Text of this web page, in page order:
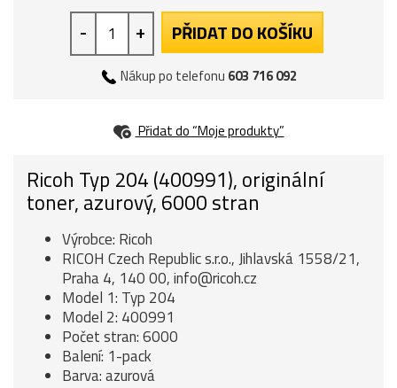
- + PŘIDAT DO KOŠÍKU
Nákup po telefonu 603 716 092
Přidat do “Moje produkty”
Ricoh Typ 204 (400991), originální
toner, azurový, 6000 stran
Výrobce: Ricoh
RICOH Czech Republic s.r.o., Jihlavská 1558/21,
Praha 4, 140 00, info@ricoh.cz
Model 1: Typ 204
Model 2: 400991
Počet stran: 6000
Balení: 1-pack
Barva: azurová